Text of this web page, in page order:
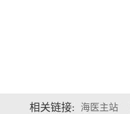
相关链接: 海医主站